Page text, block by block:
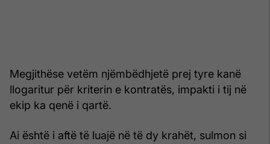
Megjithëse vetëm njëmbëdhjetë prej tyre kanë
llogaritur për kriterin e kontratës, impakti i tij në
ekip ka qenë i qartë.
Ai është i aftë të luajë në të dy krahët, sulmon si